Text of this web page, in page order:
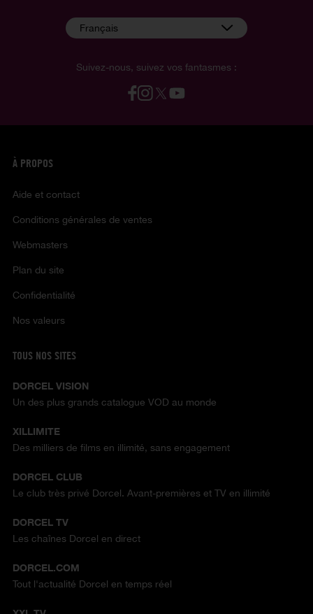
Suivez-nous, suivez vos fantasmes :
Français
À PROPOS
Aide et contact
Conditions générales de ventes
Webmasters
Plan du site
Confidentialité
Nos valeurs
TOUS NOS SITES
DORCEL VISION
Un des plus grands catalogue VOD au monde
XILLIMITE
Des milliers de films en illimité, sans engagement
DORCEL CLUB
Le club très privé Dorcel. Avant-premières et TV en illimité
DORCEL TV
Les chaînes Dorcel en direct
DORCEL.COM
Tout l'actualité Dorcel en temps réel